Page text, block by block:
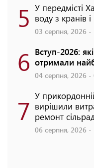
5 У передмісті
воду з кранів
03 серпня, 2026 -
6 Вступ-2026:
отримали
04 серпня, 2026 -
7 У
вирішили
ремонт
06 серпня, 2026 -